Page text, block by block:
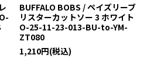
BUFFALO BOBS / ペイズリーブ
リスターカットソー 3 ホワイト
O-25-11-23-013-BU-to-YM-
ZT080
1,210円(税込)